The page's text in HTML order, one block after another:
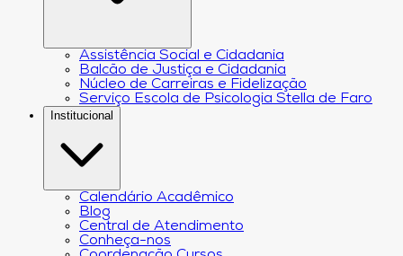
Assistência Social e Cidadania
Balcão de Justiça e Cidadania
Núcleo de Carreiras e Fidelização
Serviço Escola de Psicologia Stella de Faro
Institucional
Calendário Acadêmico
Blog
Central de Atendimento
Conheça-nos